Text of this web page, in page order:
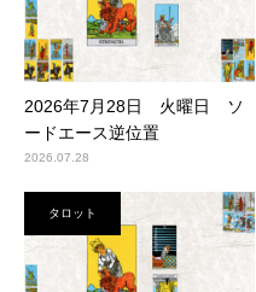
2026年7月28日 火曜日 ソ
ードエース逆位置
2026.07.28
タロット